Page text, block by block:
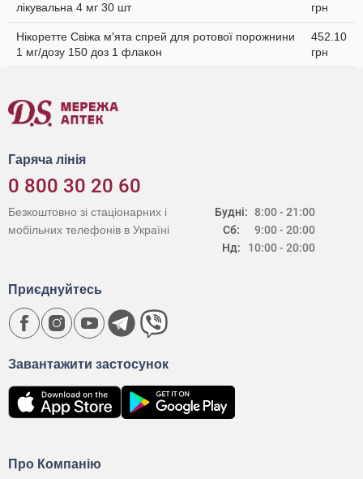
лікувальна 4 мг 30 шт
грн
Нікоретте Свіжа м'ята спрей для ротової порожнини
1 мг/дозу 150 доз 1 флакон
452.10
грн
Гаряча лінія
0 800 30 20 60
Будні:
Сб:
Нд:
8:00 - 21:00
9:00 - 20:00
10:00 - 20:00
Безкоштовно зі стаціонарних і
мобільних телефонів в Україні
Про Компанію
Завантажити застосунок
Приєднуйтесь